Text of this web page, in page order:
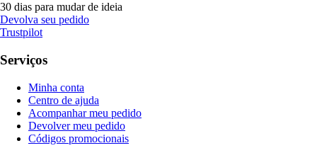
30 dias para mudar de ideia
Devolva seu pedido
Trustpilot
Serviços
Minha conta
Centro de ajuda
Acompanhar meu pedido
Devolver meu pedido
Códigos promocionais